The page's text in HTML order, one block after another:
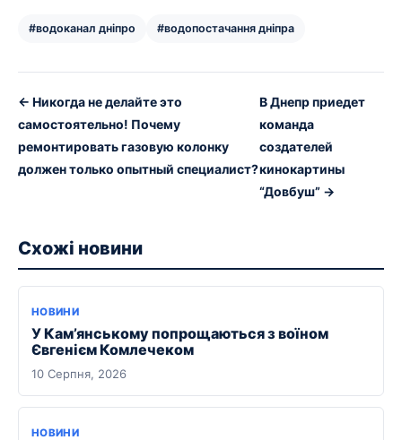
#водоканал дніпро #водопостачання дніпра
← Никогда не делайте это
самостоятельно! Почему
ремонтировать газовую колонку
должен только опытный специалист?
В Днепр приедет
команда
создателей
кинокартины
“Довбуш” →
Схожі новини
НОВИНИ
У Кам’янському попрощаються з воїном
Євгенієм Комлечеком
10 Серпня, 2026
НОВИНИ